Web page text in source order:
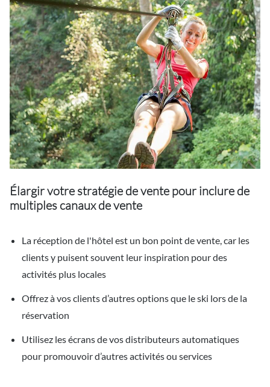
Élargir votre stratégie de vente pour inclure de
multiples canaux de vente
La réception de l'hôtel est un bon point de vente, car les
clients y puisent souvent leur inspiration pour des
activités plus locales
Offrez à vos clients d’autres options que le ski lors de la
réservation
Utilisez les écrans de vos distributeurs automatiques
pour promouvoir d’autres activités ou services